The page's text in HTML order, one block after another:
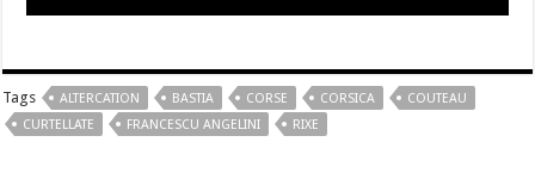
Tags ALTERCATION BASTIA CORSE CORSICA
COUTEAU
CURTELLATE
FRANCESCU ANGELINI RIXE